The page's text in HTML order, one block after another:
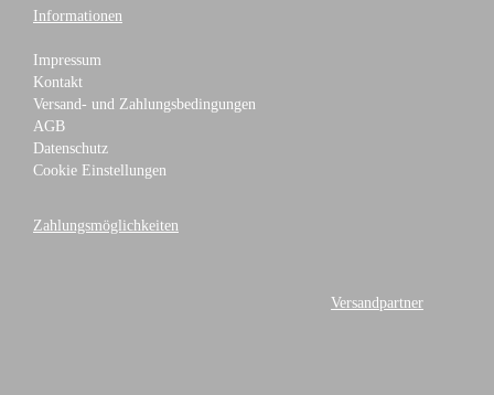
Informationen
Impressum
Kontakt
Versand- und Zahlungsbedingungen
AGB
Datenschutz
Cookie Einstellungen
Zahlungsmöglichkeiten
Versandpartner